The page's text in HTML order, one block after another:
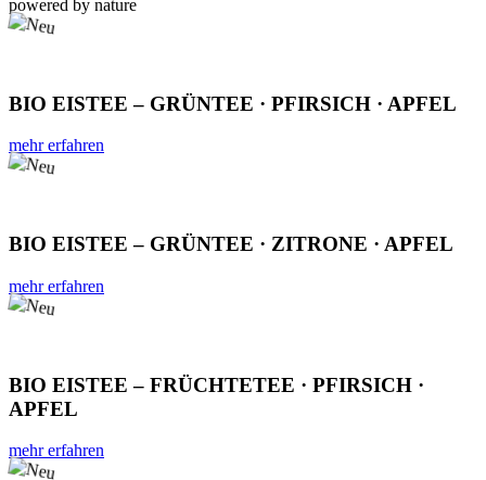
powered by nature
BIO EISTEE – GRÜNTEE · PFIRSICH · APFEL
mehr erfahren
BIO EISTEE – GRÜNTEE · ZITRONE · APFEL
mehr erfahren
BIO EISTEE – FRÜCHTETEE · PFIRSICH ·
APFEL
mehr erfahren